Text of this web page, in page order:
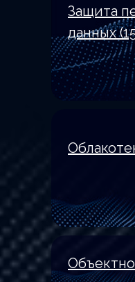
Защита
данных